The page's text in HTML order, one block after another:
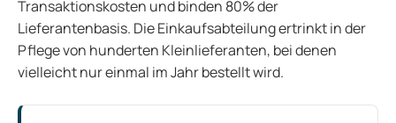
Transaktionskosten und binden 80% der
Lieferantenbasis. Die Einkaufsabteilung ertrinkt in der
Pflege von hunderten Kleinlieferanten, bei denen
vielleicht nur einmal im Jahr bestellt wird.